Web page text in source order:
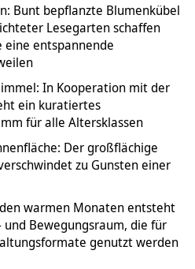
Bunt bepflanzte Blumenkübel
Lesegarten schaffen
entspannende
In Kooperation mit der
ein kuratiertes
für alle Altersklassen
Der großflächige
zu Gunsten einer
warmen Monaten entsteht
und Bewegungsraum, die für
genutzt werden